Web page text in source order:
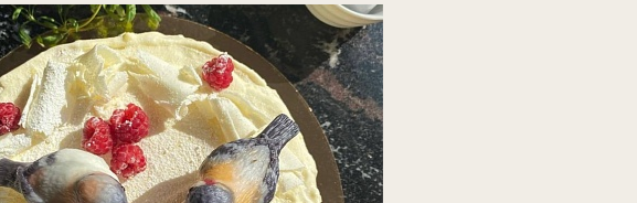
Доставка
Мы с радостью доставим Ваш заказ по указанному адресу.
Доставку можно заказать